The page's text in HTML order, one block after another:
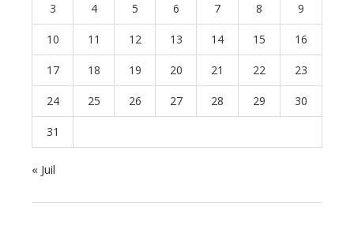
3 4 5 6 7 8 9
10 11 12 13 14 15 16
17 18 19 20 21 22 23
24 25 26 27 28 29 30
31
« Juil